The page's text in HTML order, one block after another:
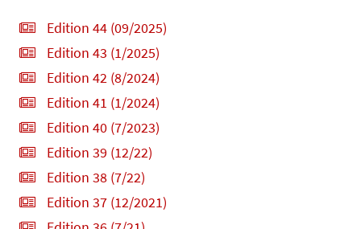
Edition 44 (09/2025)
Edition 43 (1/2025)
Edition 42 (8/2024)
Edition 41 (1/2024)
Edition 40 (7/2023)
Edition 39 (12/22)
Edition 38 (7/22)
Edition 37 (12/2021)